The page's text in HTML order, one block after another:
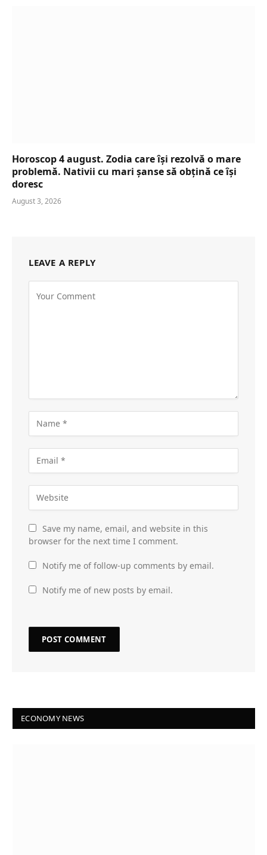
Horoscop 4 august. Zodia care își rezolvă o mare
problemă. Nativii cu mari șanse să obțină ce își
doresc
August 3, 2026
LEAVE A REPLY
Save my name, email, and website in this
browser for the next time I comment.
Notify me of follow-up comments by email.
Notify me of new posts by email.
ECONOMY NEWS